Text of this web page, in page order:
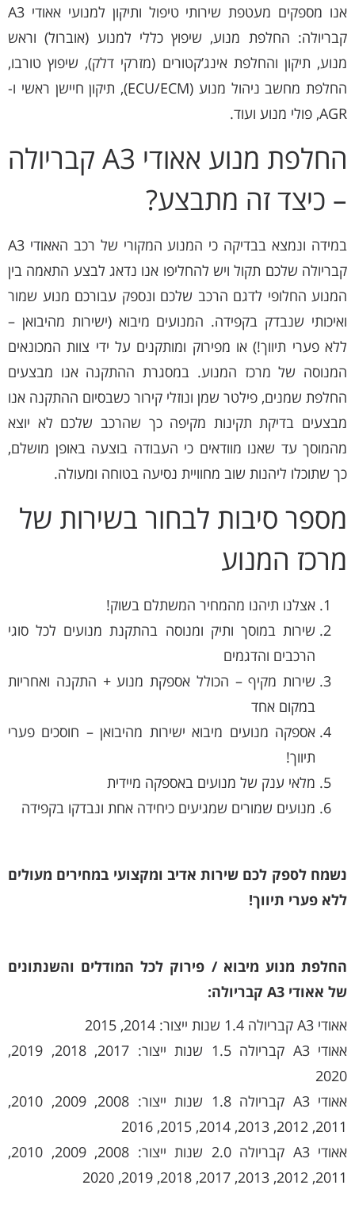
אנו מספקים מעטפת שירותי טיפול ותיקון למנועי אאודי A3
קבריולה: החלפת מנוע, שיפוץ כללי למנוע (אוברול) וראש
מנוע, תיקון והחלפת אינג’קטורים (מזרקי דלק), שיפוץ טורבו,
החלפת מחשב ניהול מנוע (ECU/ECM), תיקון חיישן ראשי ו-
AGR, פולי מנוע ועוד.
החלפת מנוע אאודי A3 קבריולה
– כיצד זה מתבצע?
במידה ונמצא בבדיקה כי המנוע המקורי של רכב האאודי A3
קבריולה שלכם תקול ויש להחליפו אנו נדאג לבצע התאמה בין
המנוע החלופי לדגם הרכב שלכם ונספק עבורכם מנוע שמור
ואיכותי שנבדק בקפידה. המנועים מיבוא (ישירות מהיבואן –
ללא פערי תיווך!) או מפירוק ומותקנים על ידי צוות המכונאים
המנוסה של מרכז המנוע. במסגרת ההתקנה אנו מבצעים
החלפת שמנים, פילטר שמן ונוזלי קירור כשבסיום ההתקנה אנו
מבצעים בדיקת תקינות מקיפה כך שהרכב שלכם לא יוצא
מהמוסך עד שאנו מוודאים כי העבודה בוצעה באופן מושלם,
כך שתוכלו ליהנות שוב מחוויית נסיעה בטוחה ומעולה.
מספר סיבות לבחור בשירות של
מרכז המנוע
אצלנו תיהנו מהמחיר המשתלם בשוק!
שירות במוסך ותיק ומנוסה בהתקנת מנועים לכל סוגי
הרכבים והדגמים
שירות מקיף – הכולל אספקת מנוע + התקנה ואחריות
במקום אחד
אספקה מנועים מיבוא ישירות מהיבואן – חוסכים פערי
תיווך!
מלאי ענק של מנועים באספקה מיידית
מנועים שמורים שמגיעים כיחידה אחת ונבדקו בקפידה
נשמח לספק לכם שירות אדיב ומקצועי במחירים מעולים
ללא פערי תיווך!
החלפת מנוע מיבוא / פירוק לכל המודלים והשנתונים
של אאודי A3 קבריולה:
אאודי A3 קבריולה 1.4 שנות ייצור: 2014, 2015
אאודי A3 קבריולה 1.5 שנות ייצור: 2017, 2018, 2019,
2020
אאודי A3 קבריולה 1.8 שנות ייצור: 2008, 2009, 2010,
2011, 2012, 2013, 2014, 2015, 2016
אאודי A3 קבריולה 2.0 שנות ייצור: 2008, 2009, 2010,
2011, 2012, 2013, 2017, 2018, 2019, 2020